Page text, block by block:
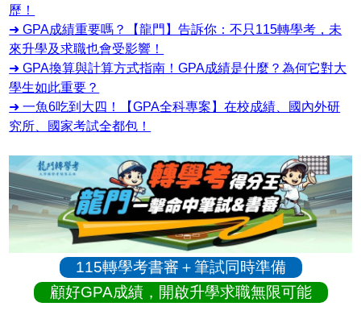
歷！
➜ GPA成績重要嗎？【龍門】告訴你：不只115轉學考，未
來升學及求職也會受影響！
➜ GPA換算與計算方式指南！GPA成績是什麼？為何它對大
學生如此重要？
➜ 一魚6吃到大四！【GPA全科專案】在校成績、國內外研
究所、國家考試全都包！
115轉學考書審＋筆試同時準備
顧好GPA成績，開啟升學求職無限可能